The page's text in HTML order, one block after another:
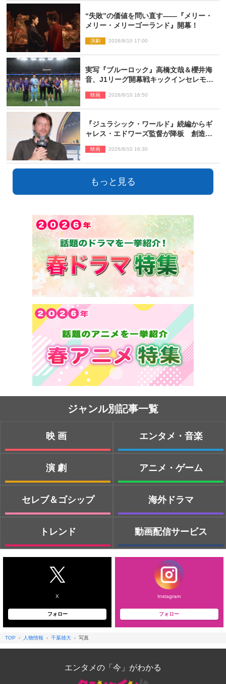
“失敗”の価値を問い直す――『メリー・
メリー・メリーゴーランド』開幕！
演劇 2026/8/10 17:00
実写『ブルーロック』高橋文哉＆櫻井海
音、J1リーグ開幕戦キックインセレモニ
映画 2026/8/10 16:50
『ジュラシック・ワールド』続編からギ
ャレス・エドワーズ監督が降板 創造性
映画 2026/8/10 16:30
もっと見る
ジャンル別記事一覧
映画
演劇
セレブ＆ゴシップ
トレンド
エンタメ・音楽
アニメ・ゲーム
海外ドラマ
動画配信サービス
X
フォロー
Instagram
フォロー
TOP 人物情報 千葉雄大 写真
エンタメの「今」がわかる